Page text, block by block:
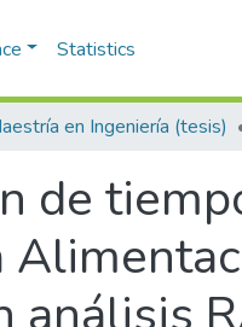
Statistics
en Ingeniería (tesis)
de